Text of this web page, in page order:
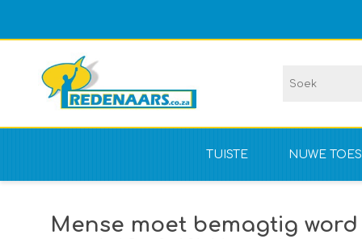
TUISTE NUWE
Mense moet bemagtig